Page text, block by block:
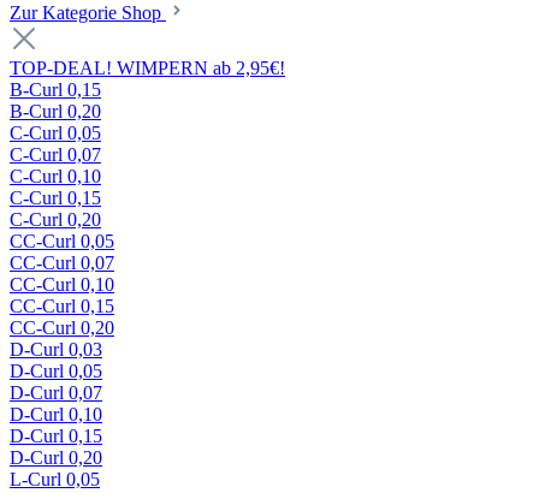
Zur Kategorie Shop
TOP-DEAL! WIMPERN ab 2,95€!
B-Curl 0,15
B-Curl 0,20
C-Curl 0,05
C-Curl 0,07
C-Curl 0,10
C-Curl 0,15
C-Curl 0,20
CC-Curl 0,05
CC-Curl 0,07
CC-Curl 0,10
CC-Curl 0,15
CC-Curl 0,20
D-Curl 0,03
D-Curl 0,05
D-Curl 0,07
D-Curl 0,10
D-Curl 0,15
D-Curl 0,20
L-Curl 0,05